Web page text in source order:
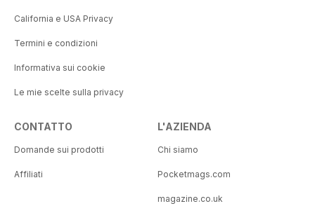
California e USA Privacy
Termini e condizioni
Informativa sui cookie
Le mie scelte sulla privacy
CONTATTO
Domande sui prodotti
Affiliati
L'AZIENDA
Chi siamo
Pocketmags.com
magazine.co.uk